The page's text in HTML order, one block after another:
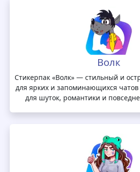
Волк
Стикерпак «Волк» — стильный и
для ярких и запоминающихся
для шуток, романтики и